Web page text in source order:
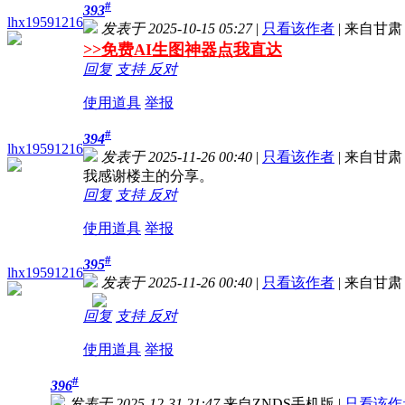
lhx19591216
393#
发表于 2025-10-15 05:27 | 只看该作者 | 来自甘肃
>>免费AI生图神器点我直达
回复 支持 反对
使用道具 举报
lhx19591216
394#
发表于 2025-11-26 00:40 | 只看该作者 | 来自甘肃
我感谢楼主的分享。
回复 支持 反对
使用道具 举报
lhx19591216
395#
发表于 2025-11-26 00:40 | 只看该作者 | 来自甘肃
回复 支持 反对
使用道具 举报
396#